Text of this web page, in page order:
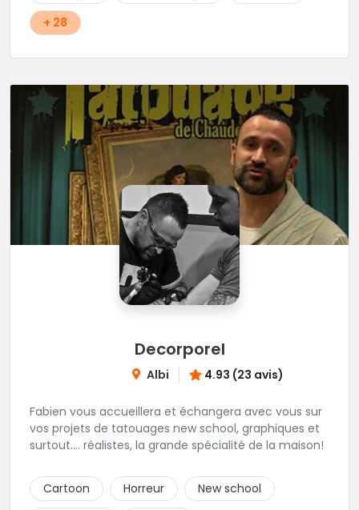
+ 28
Decorporel
Albi 4.93 (23 avis)
Fabien vous accueillera et échangera avec vous sur
vos projets de tatouages new school, graphiques et
surtout.... réalistes, la grande spécialité de la maison!
Cartoon Horreur
New school